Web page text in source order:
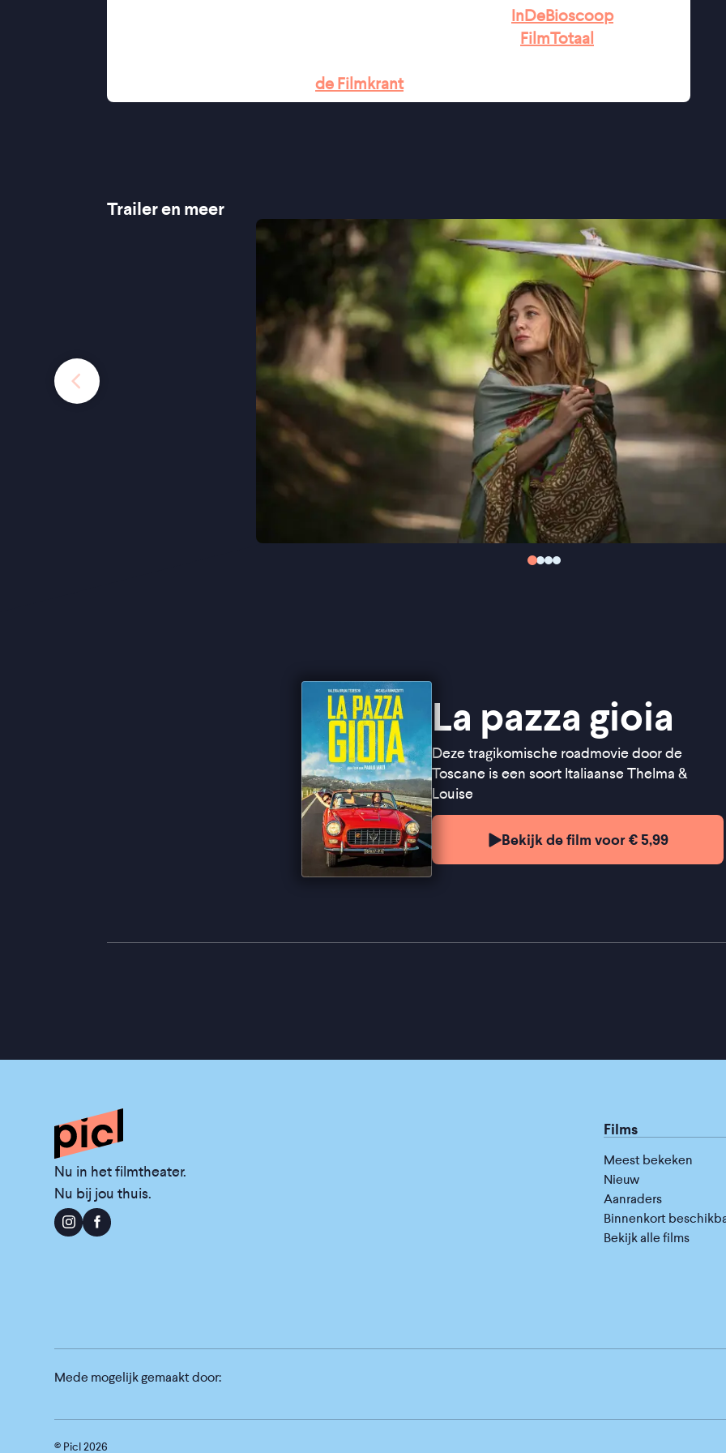
InDeBioscoop
FilmTotaal
de Filmkrant
Trailer en meer
La pazza gioia
Deze tragikomische roadmovie door de
Toscane is een soort Italiaanse Thelma &
Louise
Bekijk de film voor € 5,99
Nu in het filmtheater.
Nu bij jou thuis.
Films
Meest bekeken
Nieuw
Aanraders
Binnenkort
Bekijk alle films
Mede mogelijk gemaakt door:
© Picl2026